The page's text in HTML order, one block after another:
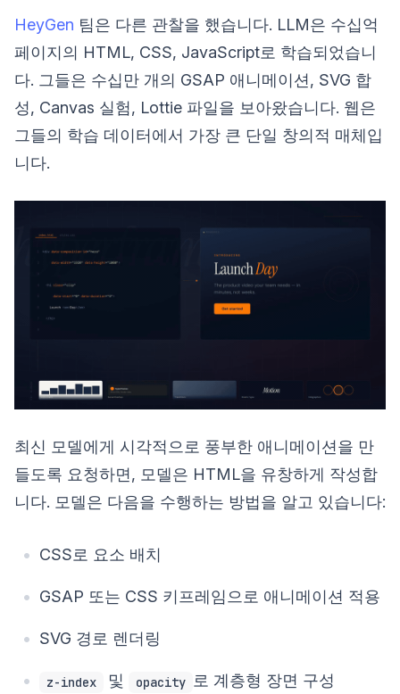
HeyGen 팀은 다른 관찰을 했습니다. LLM은 수십억
페이지의 HTML, CSS, JavaScript로 학습되었습니
다. 그들은 수십만 개의 GSAP 애니메이션, SVG 합
성, Canvas 실험, Lottie 파일을 보아왔습니다. 웹은
그들의 학습 데이터에서 가장 큰 단일 창의적 매체입
니다.
최신 모델에게 시각적으로 풍부한 애니메이션을 만
들도록 요청하면, 모델은 HTML을 유창하게 작성합
니다. 모델은 다음을 수행하는 방법을 알고 있습니다:
CSS로 요소 배치
GSAP 또는 CSS 키프레임으로 애니메이션 적용
SVG 경로 렌더링
z-index 및 opacity 로 계층형 장면 구성